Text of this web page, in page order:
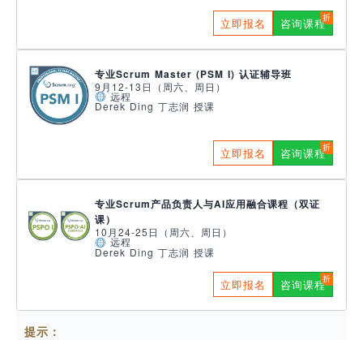
立即报名 咨询课程
专业Scrum Master (PSM I) 认证辅导班
9月12-13日（周六、周日）
远程
Derek Ding 丁志润 授课
立即报名 咨询课程
专业Scrum产品负责人与AI应用融合课程（双证
课）
10月24-25日（周六、周日）
远程
Derek Ding 丁志润 授课
立即报名 咨询课程
提示：